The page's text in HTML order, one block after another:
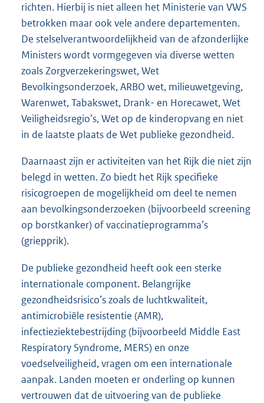
richten. Hierbij is niet alleen het Ministerie van VWS
betrokken maar ook vele andere departementen.
De stelselverantwoordelijkheid van de afzonderlijke
Ministers wordt vormgegeven via diverse wetten
zoals Zorgverzekeringswet, Wet
Bevolkingsonderzoek, ARBO wet, milieuwetgeving,
Warenwet, Tabakswet, Drank- en Horecawet, Wet
Veiligheidsregio’s, Wet op de kinderopvang en niet
in de laatste plaats de Wet publieke gezondheid.
Daarnaast zijn er activiteiten van het Rijk die niet zijn
belegd in wetten. Zo biedt het Rijk specifieke
risicogroepen de mogelijkheid om deel te nemen
aan bevolkingsonderzoeken (bijvoorbeeld screening
op borstkanker) of vaccinatieprogramma’s
(griepprik).
De publieke gezondheid heeft ook een sterke
internationale component. Belangrijke
gezondheidsrisico’s zoals de luchtkwaliteit,
antimicrobiële resistentie (AMR),
infectieziektebestrijding (bijvoorbeeld Middle East
Respiratory Syndrome, MERS) en onze
voedselveiligheid, vragen om een internationale
aanpak. Landen moeten er onderling op kunnen
vertrouwen dat de uitvoering van de publieke